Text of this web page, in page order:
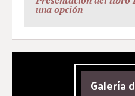
una opción
Galería